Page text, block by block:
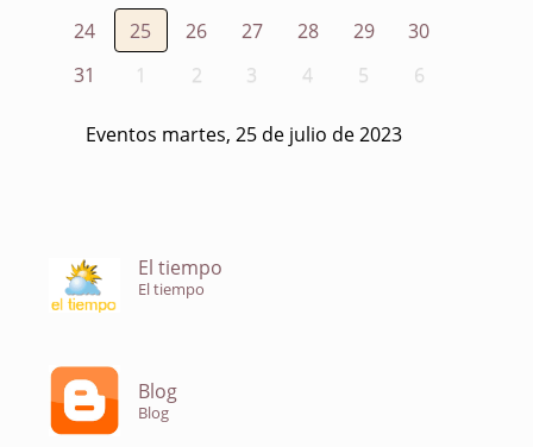
24
25 26 27 28 29
30
31
1 2 3 4 5 6
Eventos martes, 25 de julio de 2023
El tiempo
El tiempo
Blog
Blog